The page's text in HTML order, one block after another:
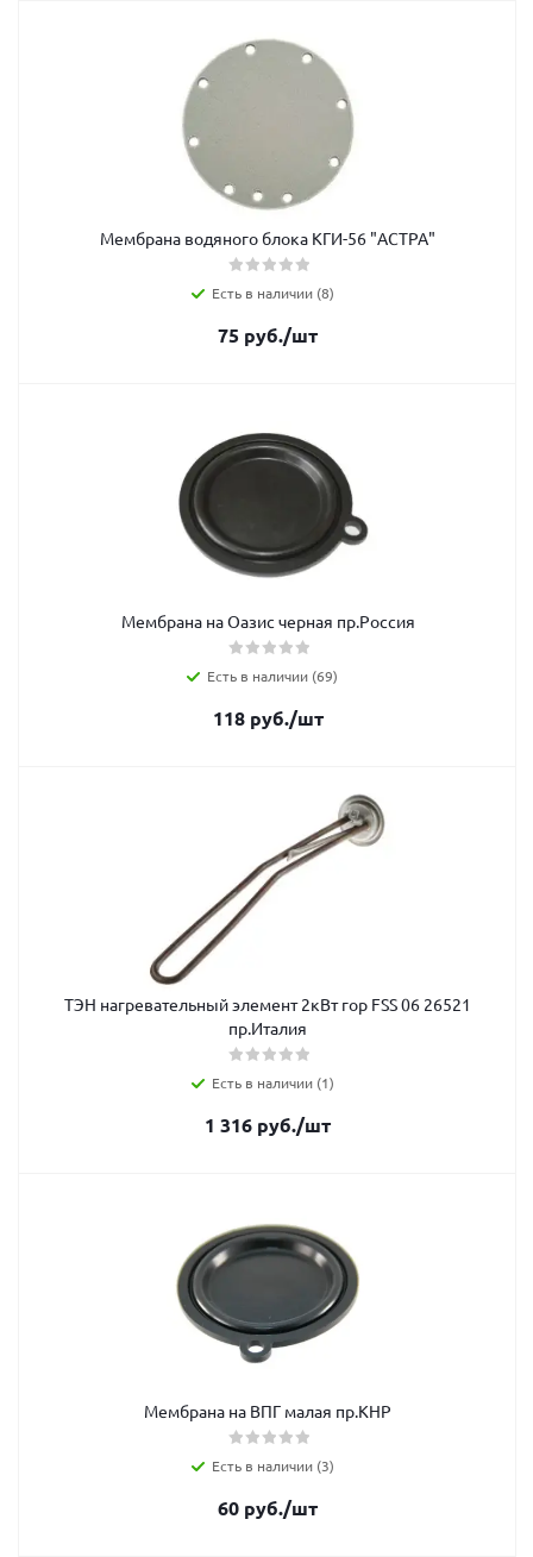
Мембрана водяного блока КГИ-56 "АСТРА"
Есть в наличии (8)
75 руб./шт
Мембрана на Оазис черная пр.Россия
Есть в наличии (69)
118руб./шт
ТЭН нагревательный элемент 2кВт гор FSS 06 26521
пр.Италия
Есть в наличии (1)
1 316 руб./шт
Мембрана на ВПГ малая пр.КНР
Есть в наличии (3)
60 руб./шт